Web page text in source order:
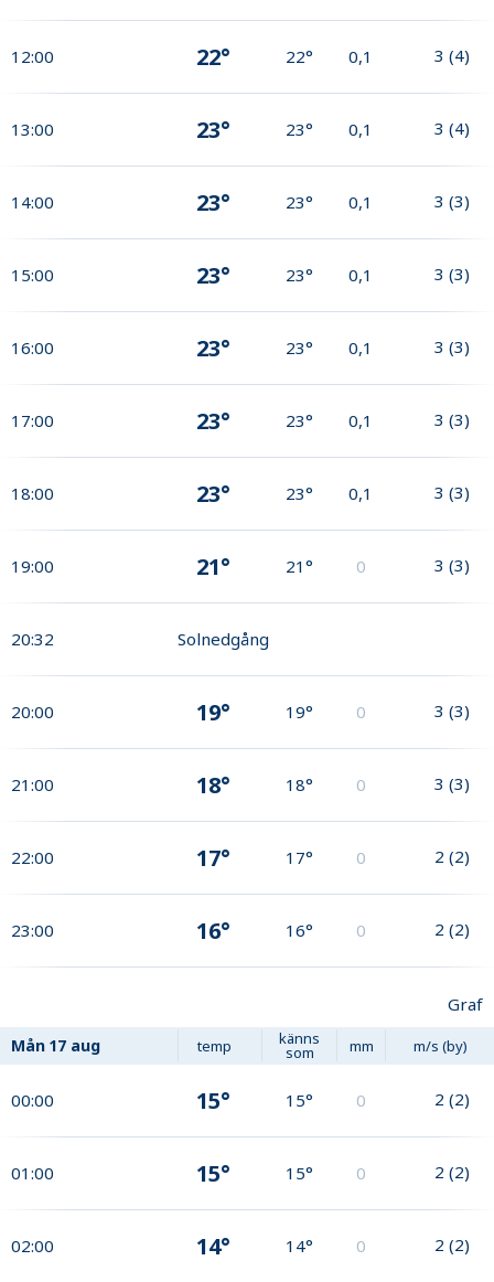
12:00 22° 22° 0,1 3 (4)
13:00 23° 23° 0,1 3 (4)
14:00 23° 23° 0,1 3 (3)
15:00 23° 23° 0,1 3 (3)
16:00 23° 23° 0,1 3 (3)
17:00 23° 23° 0,1 3 (3)
18:00 23° 23° 0,1 3 (3)
19:00 21° 21° 0 3 (3)
20:32 Solnedgång
20:00 19° 19° 0 3 (3)
21:00 18° 18° 0 3 (3)
22:00 17° 17° 0 2 (2)
23:00 16° 16° 0 2 (2)
Graf
Mån 17 aug temp känns
som mm m/s (by)
00:00 15° 15° 0 2 (2)
01:00 15° 15° 0 2 (2)
02:00 14° 14° 0 2 (2)